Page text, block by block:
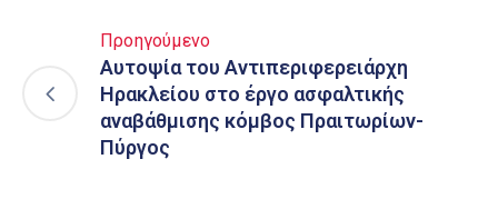
Προηγούμενο
Αυτοψία του Αντιπεριφερειάρχη
Ηρακλείου στο έργο ασφαλτικής
αναβάθμισης κόμβος Πραιτωρίων-
Πύργος